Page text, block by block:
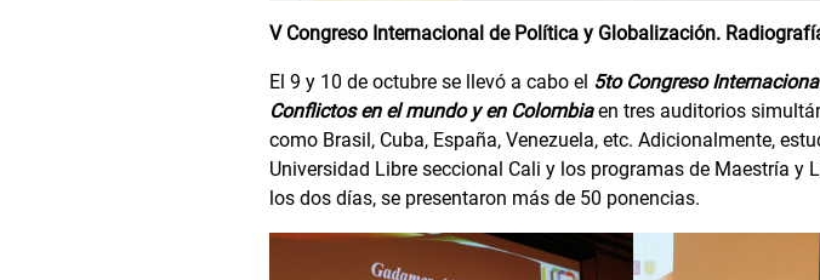
V Congreso Internacional de Política y Globalización.
El 9 y 10 de octubre se llevó a cabo el 5to Congreso
Conflictos en el mundo y en Colombiaen tres auditorios
como Brasil, Cuba, España, Venezuela, etc. Adicionalmente,
Universidad Libre seccional Cali y los programas de Maestría
los dos días, se presentaron más de 50 ponencias.